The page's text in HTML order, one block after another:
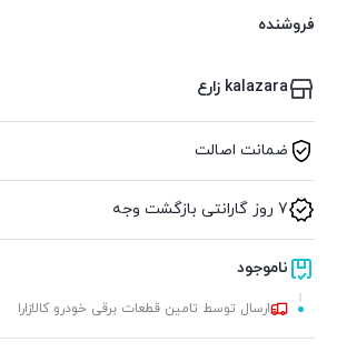
فروشنده
kalazara زارع
ضمانت اصالت
7 روز گارانتی بازگشت وجه
ناموجود
ارسال توسط تامین قطعات برقی خودرو کالازارا